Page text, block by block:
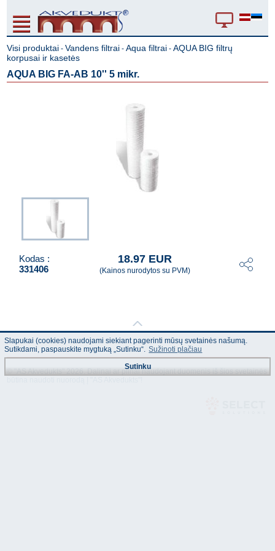
Visi produktai -Vandens filtrai -Aqua filtrai -AQUA BIG filtrų
korpusai ir kasetės
AQUA BIG FA-AB 10'' 5 mikr.
Kodas :
331406
18.97 EUR
(Kainos nurodytos su PVM)
© "AS Akvedukts" 2026. Dalinai ar pilnai naudojant duomenis iš šios svetainės
Slapukai (cookies) naudojami siekiant pagerinti mūsų svetainės našumą.
Sutikdami, paspauskite mygtuką „Sutinku“. Sužinoti plačiau
Sutinku